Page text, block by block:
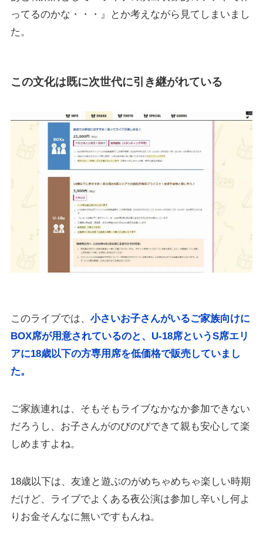
ってるのかな・・・』とか考えながら見てしまいまし
た。
この文化は既に次世代に引き継がれている
このライブでは、 小さいお子さんがいるご家族向けに
BOX席が用意されているのと、U-18席というS席エリ
アに18歳以下の方専用席を低価格で販売していまし
た。
ご家族連れは、そもそもライブなかなか参加できない
だろうし、お子さんがのびのびできて親も安心して楽
しめますよね。
18歳以下は、友達と遊ぶのがめちゃめちゃ楽しい時期
だけど、ライブでよくある夜公演は参加し辛いし何よ
りお金そんなに無いですもんね。